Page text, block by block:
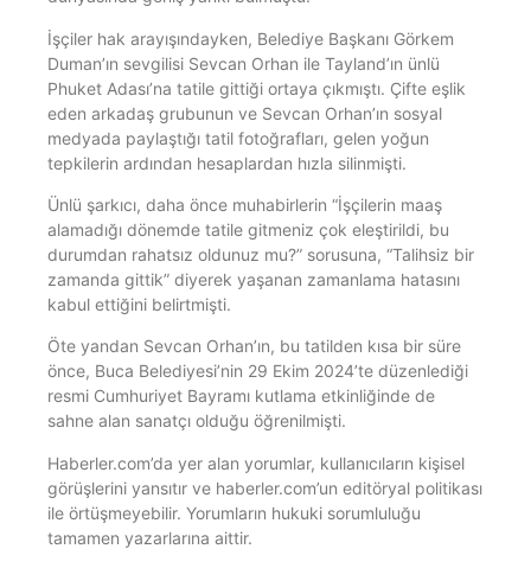
İşçiler hak arayışındayken, Belediye Başkanı Görkem
Duman’ın sevgilisi Sevcan Orhan ile Tayland’ın ünlü
Phuket Adası’na tatile gittiği ortaya çıkmıştı. Çifte eşlik
eden arkadaş grubunun ve Sevcan Orhan’ın sosyal
medyada paylaştığı tatil fotoğrafları, gelen yoğun
tepkilerin ardından hesaplardan hızla silinmişti.
Ünlü şarkıcı, daha önce muhabirlerin “İşçilerin maaş
alamadığı dönemde tatile gitmeniz çok eleştirildi, bu
durumdan rahatsız oldunuz mu?” sorusuna, “Talihsiz bir
zamanda gittik” diyerek yaşanan zamanlama hatasını
kabul ettiğini belirtmişti.
Öte yandan Sevcan Orhan’ın, bu tatilden kısa bir süre
önce, Buca Belediyesi’nin 29 Ekim 2024’te düzenlediği
resmi Cumhuriyet Bayramı kutlama etkinliğinde de
sahne alan sanatçı olduğu öğrenilmişti.
Haberler.com’da yer alan yorumlar, kullanıcıların kişisel
görüşlerini yansıtır ve haberler.com’un editöryal politikası
ile örtüşmeyebilir. Yorumların hukuki sorumluluğu
tamamen yazarlarına aittir.